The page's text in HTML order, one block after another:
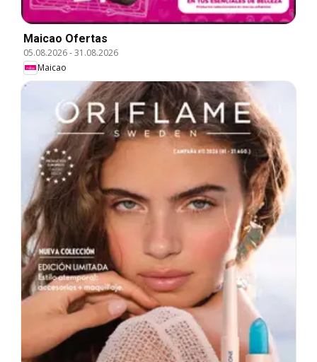
Maicao Ofertas
05.08.2026-31.08.2026
Maicao